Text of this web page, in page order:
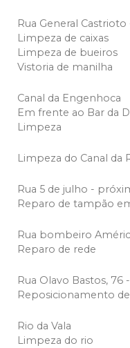
Rua General
Limpeza de caixas
Limpeza de bueiros
Vistoria de manilha
Canal da Engenhoca
Em frente ao Bar da
Limpeza
Limpeza do Canal da
Rua 5 de julho -
Reparo de tampão
Rua bombeiro
Reparo de rede
Rua Olavo Bastos, 76
Reposicionamento
Rio da Vala
Limpeza do rio